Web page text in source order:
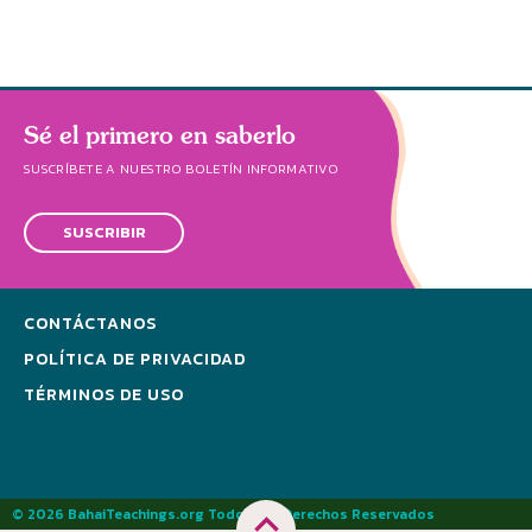
Sé el primero en saberlo
SUSCRÍBETE A NUESTRO BOLETÍN INFORMATIVO
SUSCRIBIR
CONTÁCTANOS
POLÍTICA DE PRIVACIDAD
TÉRMINOS DE USO
© 2026 BahaiTeachings.org Todos los Derechos Reservados